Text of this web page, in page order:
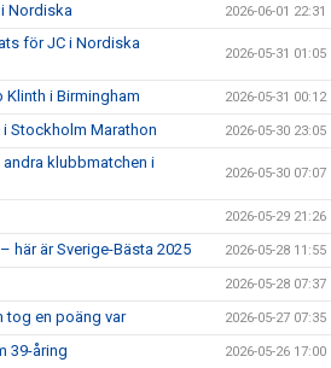
Nordiska 2026-06-01 22:31
för JC i Nordiska
2026-05-31 01:05
i Birmingham 2026-05-31 00:12
Stockholm Marathon 2026-05-30 23:05
klubbmatchen i
2026-05-30 07:07
2026-05-29 21:26
här är Sverige-Bästa 2025 2026-05-28 11:55
2026-05-28 07:37
tog en poäng var 2026-05-27 07:35
39-åring 2026-05-26 17:00